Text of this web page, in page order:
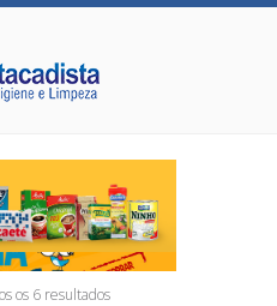
os 6 resultados